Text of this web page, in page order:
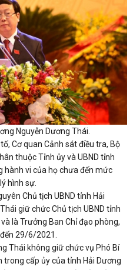
Nguyễn Dương Thái.
Cơ quan Cảnh sát điều tra, Bộ
thuộc Tỉnh ủy và UBND tỉnh
hành vi của họ chưa đến mức
hình sự.
Chủ tịch UBND tỉnh Hải
giữ chức Chủ tịch UBND tỉnh
là Trưởng Ban Chỉ đạo phòng,
29/6/2021.
Thái không giữ chức vụ Phó Bí
cấp ủy của tỉnh Hải Dương